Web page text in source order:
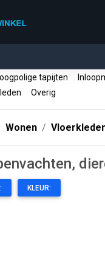
tapijten
Overig
Wonen
KLEUR: